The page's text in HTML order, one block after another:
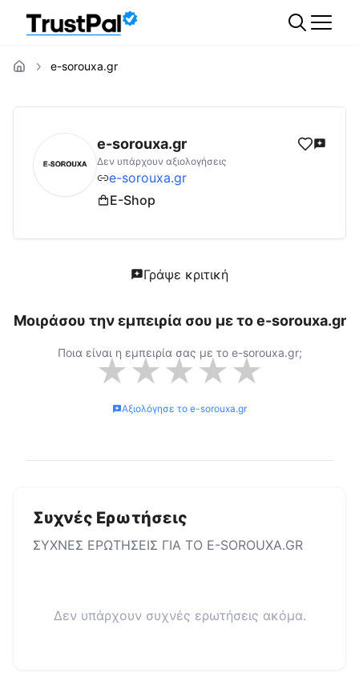
e-sorouxa.gr
e-sorouxa.grΑξιολογήσεις | Δες
e-sorouxa.gr
Δεν υπάρχουν αξιολογήσεις
e-sorouxa.gr
E-Shop
Γράψε κριτική
Μοιράσου την εμπειρία σου με τοe-sorouxa.gr
Ποια είναι η εμπειρία σας με το e-sorouxa.gr;
★★★★★
Αξιολόγησε το e-sorouxa.gr
Συχνές Ερωτήσεις
ΣΥΧΝΕΣ ΕΡΩΤΗΣΕΙΣ ΓΙΑ ΤΟ E-SOROUXA.GR
Δεν υπάρχουν συχνές ερωτήσεις ακόμα.